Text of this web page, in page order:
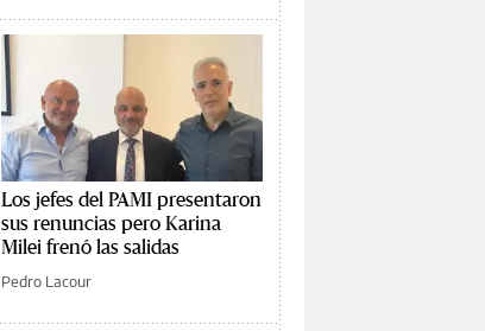
Los jefes del PAMI presentaron
sus renuncias pero Karina
Milei frenó las salidas
Pedro Lacour